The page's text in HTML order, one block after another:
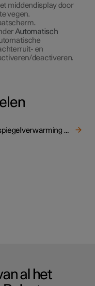
middendisplay door
vegen.
Automatisch
en
deactiveren.
Elektrische achterruit- en buitenspiegelverwarming activeren en deactiveren
al het